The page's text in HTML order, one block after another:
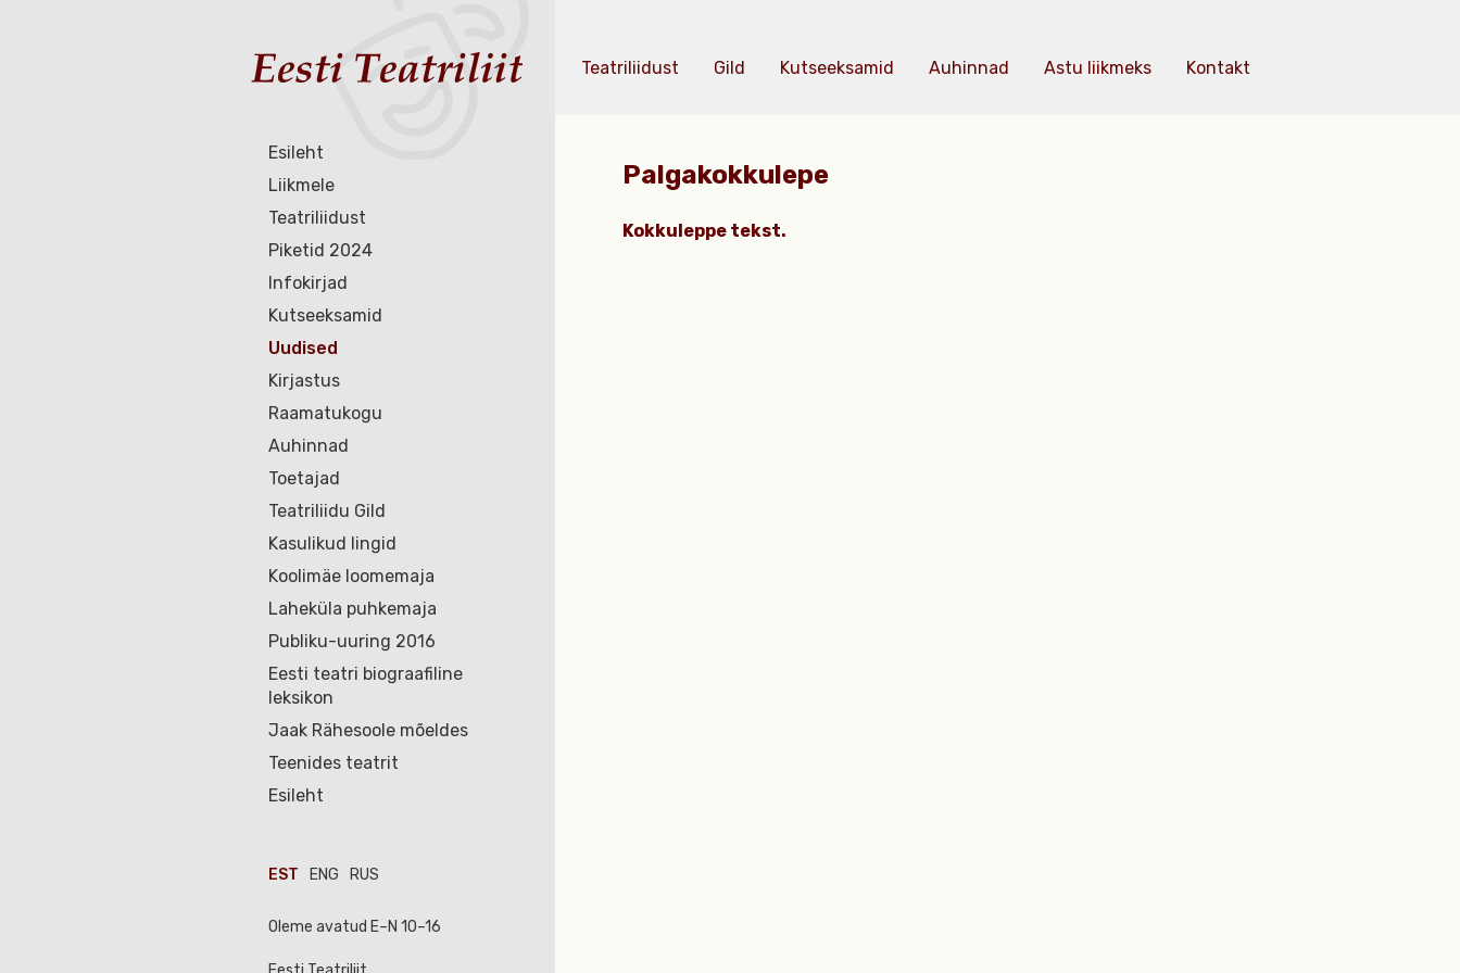
Esileht
Liikmele
Teatriliidust
Piketid 2024
Infokirjad
Kutseeksamid
Uudised
Kirjastus
Raamatukogu
Auhinnad
Toetajad
Teatriliidu Gild
Kasulikud lingid
Koolimäe loomemaja
Laheküla puhkemaja
Publiku-uuring 2016
Eesti teatri biograafiline
leksikon
Jaak Rähesoole mõeldes
Teenides teatrit
Esileht
EST ENG RUS
Oleme avatud E–N 10–16
Teatriliidust Gild Kutseeksamid Auhinnad Astu liikmeks Kontakt
Palgakokkulepe
Kokkuleppe tekst.